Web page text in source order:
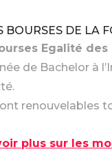
BOURSES DE LA
Egalité
de Bachelor à
renouvelables
plus sur les